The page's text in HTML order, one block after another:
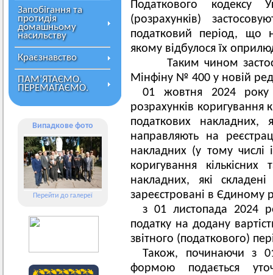
Запобігання та
протидія
домашньому
насильству
Краєзнавство
ПАМ’ЯТАЄМО.
ПЕРЕМАГАЄМО.
Випадкове фото
Перейти до галереї
Податкового кодексу
(розрахунків)
податковий період, що
якому відбулося їх
Таким чином
Мінфіну № 400 у новій
01 жовтня 2024
розрахунків коригування
податкових накладних,
направляють на
накладних (у тому числі
коригування
накладних, які
зареєстровані в Єдиному
з 01 листопада 2024
податку на додану
звітного (податкового)
Також, починаючи з
формою подається